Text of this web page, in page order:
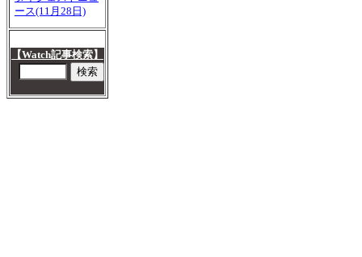
ース(11月28日)
【Watch記事検索】